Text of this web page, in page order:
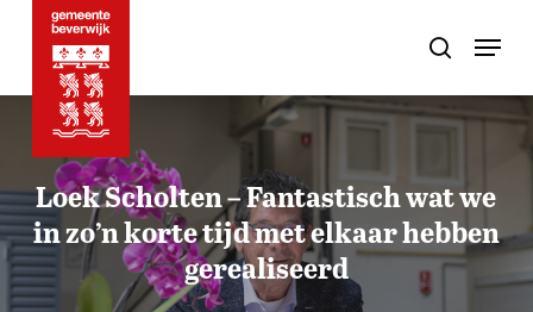
content
search
Menu
Loek Scholten – Fantastisch wat we
in zo’n korte tijd met elkaar hebben
gerealiseerd